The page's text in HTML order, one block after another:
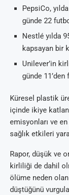
PepsiCo,
günde 22
Nestlé yılda
kapsayan bir
Unilever’in
günde 11’den
Küresel plastik
içinde ikiye
emisyonları ve
sağlık etkileri
Rapor, düşük ve
kirliliği de dahil
ölüme neden olan
düştüğünü